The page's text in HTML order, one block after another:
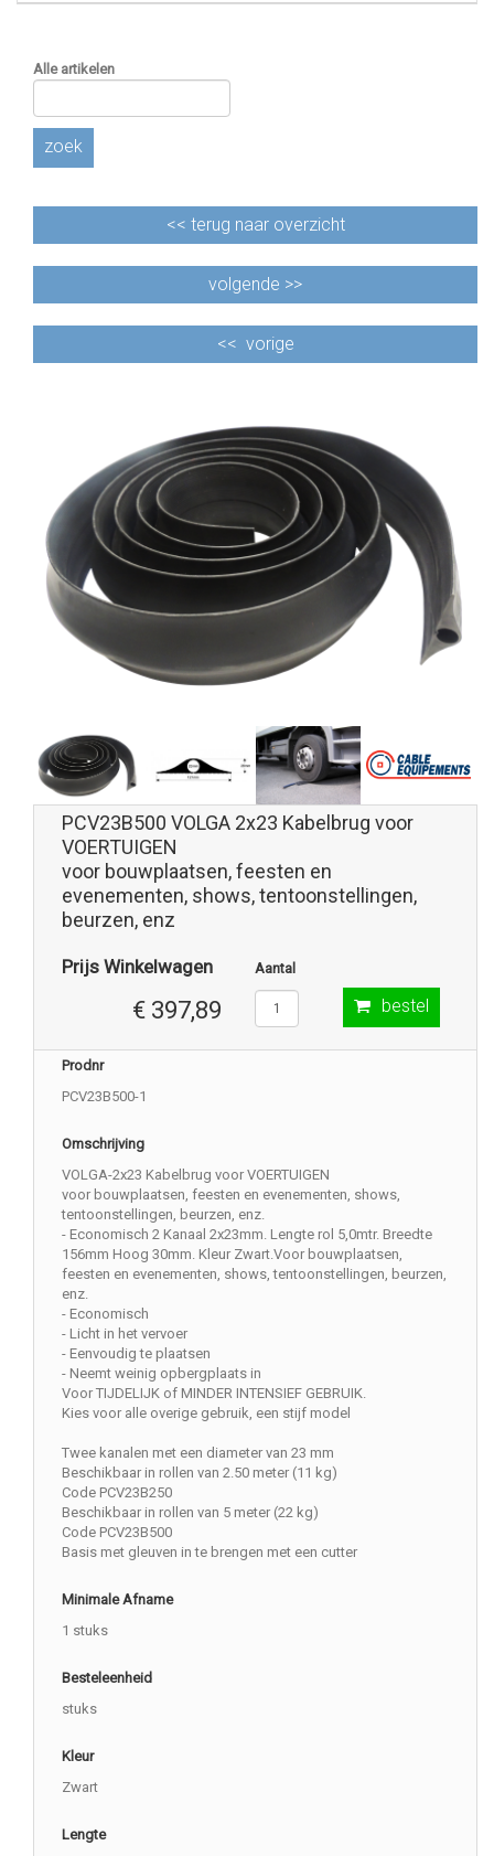
Alle artikelen
zoek
<< terug naar overzicht
volgende >>
<< vorige
PCV23B500 VOLGA 2x23 Kabelbrug voor
VOERTUIGEN
voor bouwplaatsen, feesten en
evenementen, shows, tentoonstellingen,
beurzen, enz
Prijs Winkelwagen
€ 397,89
Aantal
bestel
Prodnr
PCV23B500-1
Omschrijving
VOLGA-2x23 Kabelbrug voor VOERTUIGEN
voor bouwplaatsen, feesten en evenementen, shows,
tentoonstellingen, beurzen, enz.
- Economisch 2 Kanaal 2x23mm. Lengte rol 5,0mtr. Breedte
156mm Hoog 30mm. Kleur Zwart.Voor bouwplaatsen,
feesten en evenementen, shows, tentoonstellingen, beurzen,
enz.
- Economisch
- Licht in het vervoer
- Eenvoudig te plaatsen
- Neemt weinig opbergplaats in
Voor TIJDELIJK of MINDER INTENSIEF GEBRUIK.
Kies voor alle overige gebruik, een stijf model
Twee kanalen met een diameter van 23 mm
Beschikbaar in rollen van 2.50 meter (11 kg)
Code PCV23B250
Beschikbaar in rollen van 5 meter (22 kg)
Code PCV23B500
Basis met gleuven in te brengen met een cutter
Minimale Afname
1 stuks
Besteleenheid
stuks
Kleur
Zwart
Lengte